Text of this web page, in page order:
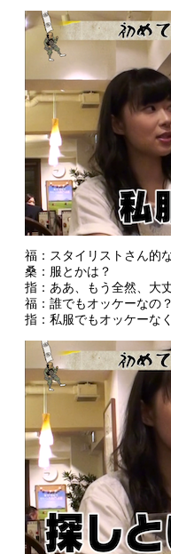
福：スタイリストさん的
桑：服とかは？
指：ああ、もう全然、大
福：誰でもオッケーなの？
指：私服でもオッケーな